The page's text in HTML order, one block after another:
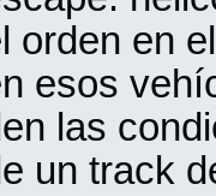
orden en
esos
las
un track